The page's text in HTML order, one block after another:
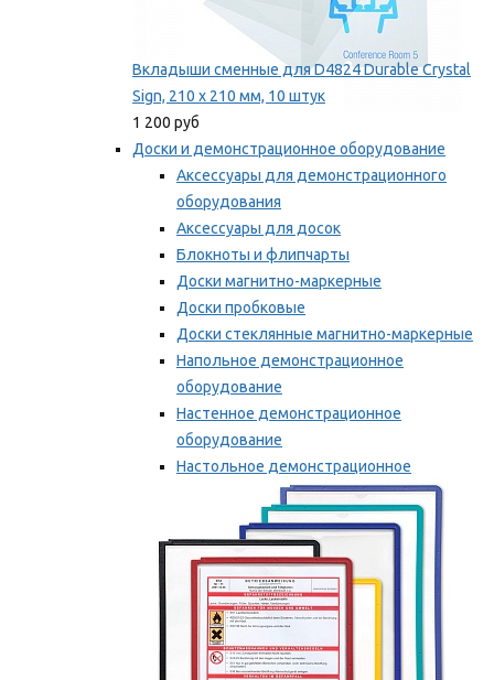
Вкладыши сменные для D4824 Durable Crystal
Sign, 210 x 210 мм, 10 штук
1 200 руб
Доски и демонстрационное оборудование
Аксессуары для демонстрационного
оборудования
Аксессуары для досок
Блокноты и флипчарты
Доски магнитно-маркерные
Доски пробковые
Доски стеклянные магнитно-маркерные
Напольное демонстрационное
оборудование
Настенное демонстрационное
оборудование
Настольное демонстрационное
оборудование
Мы рекомендуем